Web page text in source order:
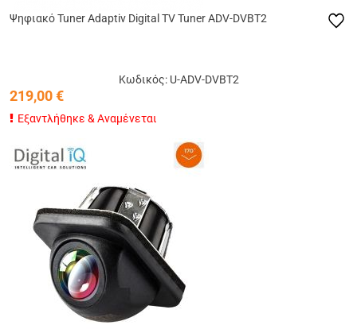
Ψηφιακό Tuner Adaptiv Digital TV Tuner ADV-DVBT2
Κωδικός: U-ADV-DVBT2
219,00€
Εξαντλήθηκε & Αναμένεται